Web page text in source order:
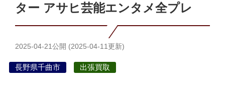
ター アサヒ芸能エンタメ全プレ
2025-04-21公開 (2025-04-11更新)
長野県千曲市 出張買取